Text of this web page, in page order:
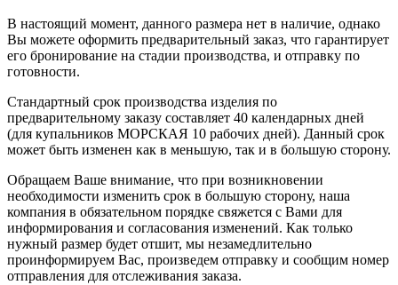
В настоящий момент, данного размера нет в наличие, однако
Вы можете оформить предварительный заказ, что гарантирует
его бронирование на стадии производства, и отправку по
готовности.
Стандартный срок производства изделия по
предварительному заказу составляет 40 календарных дней
(для купальников МОРСКАЯ 10 рабочих дней). Данный срок
может быть изменен как в меньшую, так и в большую сторону.
Обращаем Ваше внимание, что при возникновении
необходимости изменить срок в большую сторону, наша
компания в обязательном порядке свяжется с Вами для
информирования и согласования изменений. Как только
нужный размер будет отшит, мы незамедлительно
проинформируем Вас, произведем отправку и сообщим номер
отправления для отслеживания заказа.